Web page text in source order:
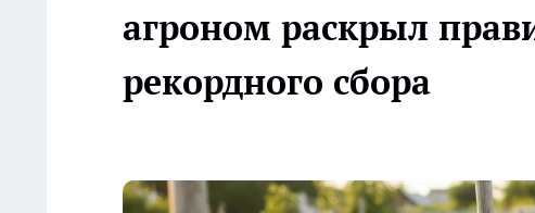
агроном раскрыл
рекордного сбора